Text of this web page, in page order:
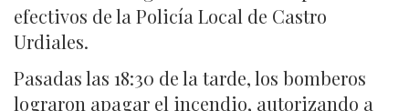
efectivos de la Policía Local de Castro
Urdiales.
Pasadas las 18:30 de la tarde, los bomberos
lograron apagar el incendio, autorizando a